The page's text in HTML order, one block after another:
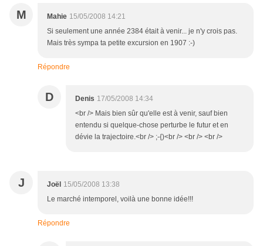
M Mahie 15/05/2008 14:21
Si seulement une année 2384 était à venir... je n'y crois pas.
Mais très sympa ta petite excursion en 1907 :-)
Répondre
D Denis 17/05/2008 14:34
<br /> Mais bien sûr qu'elle est à venir, sauf bien
entendu si quelque-chose perturbe le futur et en
dévie la trajectoire.<br /> ;-{)<br /> <br /> <br />
J Joël 15/05/2008 13:38
Le marché intemporel, voilà une bonne idée!!!
Répondre